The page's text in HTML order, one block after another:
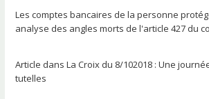
Les comptes bancaires de la personne
analyse des angles morts de l'article 427 du
Article dans La Croix du 8/102018 : Une
tutelles